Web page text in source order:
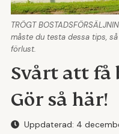
TRÖGT
måste du testa dessa tips,
förlust.
Svårt att få
Gör så här!
Uppdaterad: 4